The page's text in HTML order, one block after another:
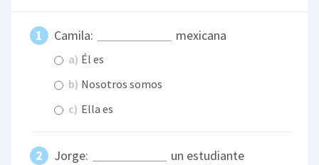
Camila: mexicana
a) Él es
b) Nosotros somos
c) Ella es
Jorge: un estudiante